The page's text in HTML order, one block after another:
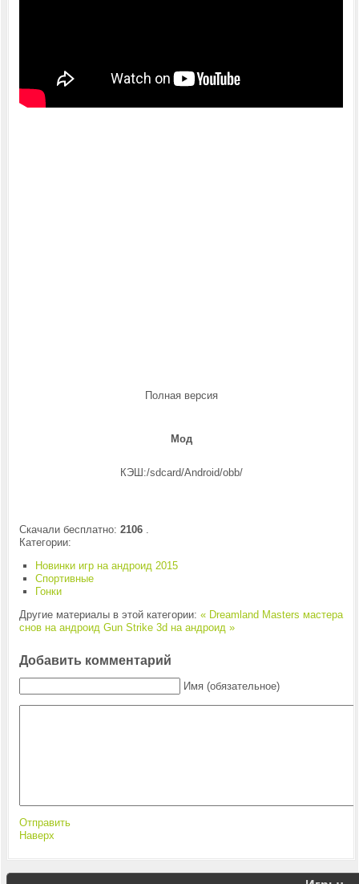
Полная версия
Мод
КЭШ:/sdcard/Android/obb/
Скачали бесплатно: 2106.
Категории:
Новинки игр на андроид 2015
Спортивные
Гонки
Другие материалы в этой категории: « Dreamland Masters мастера
снов на андроид Gun Strike 3d на андроид »
Добавить комментарий
Имя (обязательное)
Отправить
Наверх